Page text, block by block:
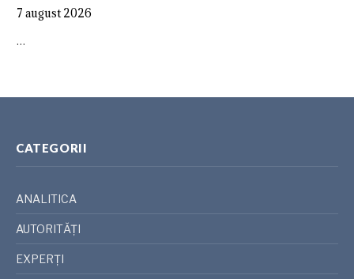
7 august 2026
…
CATEGORII
ANALITICA
AUTORITĂȚI
EXPERȚI